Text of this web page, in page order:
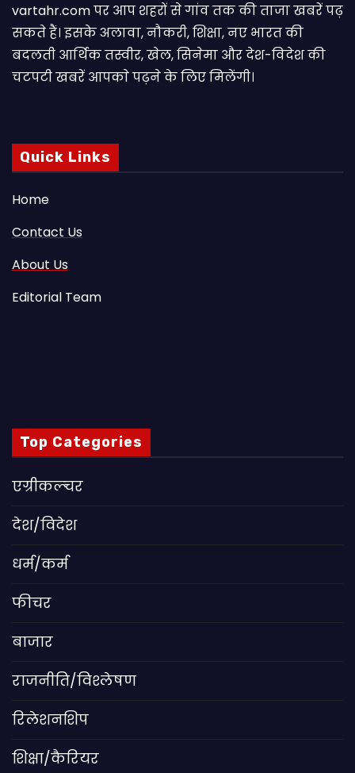
vartahr.com पर आप शहरों से गांव तक की ताजा खबरें पढ़
सकते हैं। इसके अलावा, नौकरी, शिक्षा, नए भारत की
बदलती आर्थिक तस्वीर, खेल, सिनेमा और देश-विदेश की
चटपटी खबरें आपकाे पढ़ने के लिए मिलेंगी।
Quick Links
Home
Contact Us
About Us
Editorial Team
Top Categories
एग्रीकल्चर
देश/विदेश
धर्म/कर्म
फीचर
बाजार
राजनीति/विश्लेषण
रिलेशनशिप
शिक्षा/कैरियर